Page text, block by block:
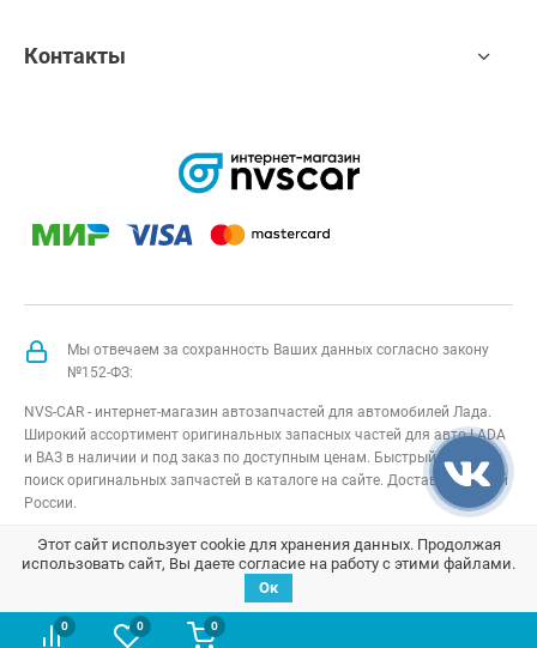
0 0 0
Контакты
Мы отвечаем за сохранность Ваших данных согласно закону
№152-ФЗ:
NVS-CAR - интернет-магазин автозапчастей для автомобилей Лада.
Широкий ассортимент оригинальных запасных частей для авто LADA
и ВАЗ в наличии и под заказ по доступным ценам. Быстрый подбор и
поиск оригинальных запчастей в каталоге на сайте. Доставка по всей
России.
NVS-CAR© 2014 –2026Все права защищеныкарта сайта;
Договор оферта; Политика конфиденциальности
Этот сайт использует cookie для хранения данных. Продолжая
использовать сайт, Вы даете согласие на работу с этими файлами.
Ок